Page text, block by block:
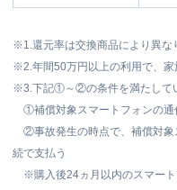
※1. 還元率は交換商品により異な
※2.年間50万円以上の利用で、家
※3. 下記①～②の条件を満たして
①補償対象スマートフォンの通
②事故発生の時点で、補償対象
続で支払う
※購入後24ヵ月以内のスマート